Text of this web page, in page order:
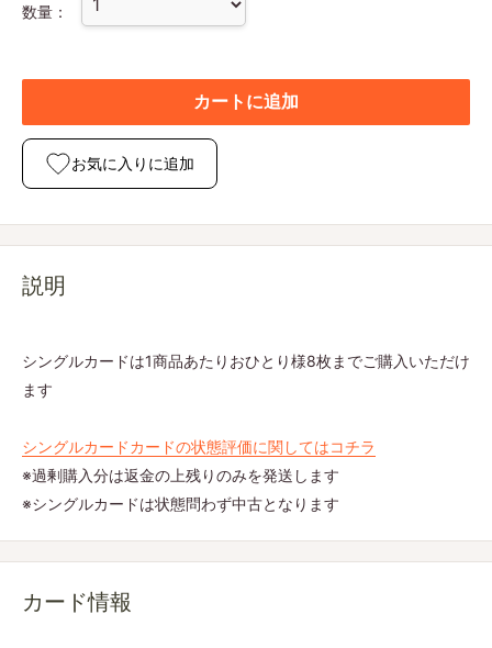
数量：
カートに追加
お気に入りに追加
説明
シングルカードは1商品あたりおひとり様8枚までご購入いただけ
ます
シングルカードカードの状態評価に関してはコチラ
※過剰購入分は返金の上残りのみを発送します
※シングルカードは状態問わず中古となります
カード情報